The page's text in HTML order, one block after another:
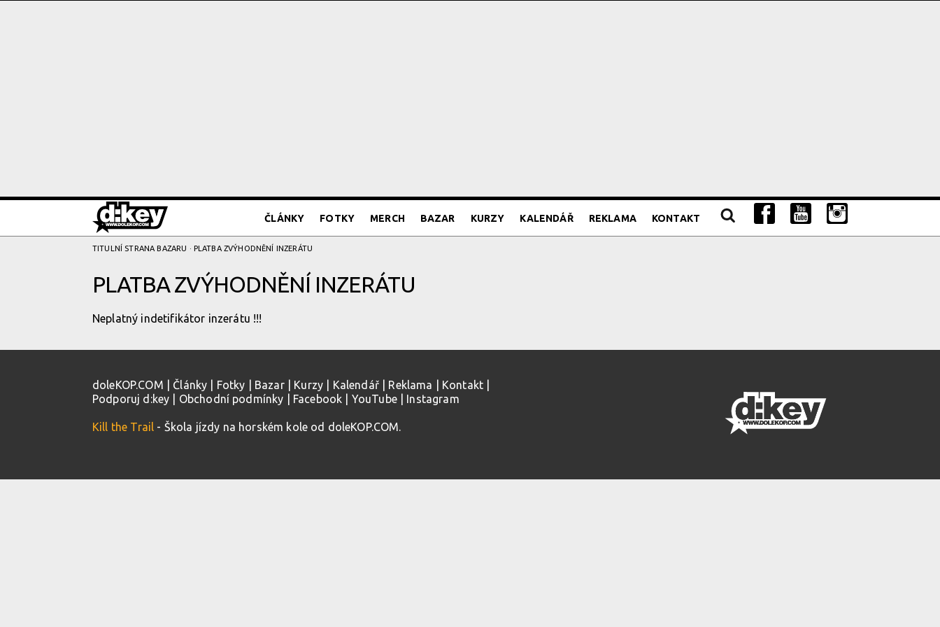
ČLÁNKY FOTKY MERCH BAZAR KURZY KALENDÁŘ REKLAMA KONTAKT
TITULNÍ STRANA BAZARU · PLATBA ZVÝHODNĚNÍ­ INZERÁTU
PLATBA ZVÝHODNĚNÍ­ INZERÁTU
Neplatný indetifikátor inzerátu !!!
doleKOP.COM Články Fotky Bazar| Kurzy Kalendář| Reklama Kontakt
Podporuj d:key
Obchodní podmínky Facebook YouTube| Instagram
Kill the Trail - Škola jízdy na horském kole od doleKOP.COM.